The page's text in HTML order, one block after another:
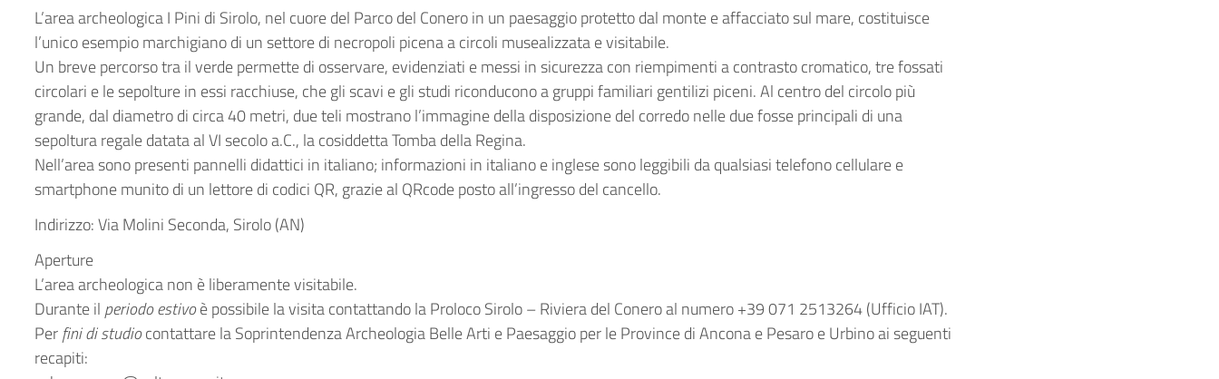
L’area archeologica I Pini di Sirolo, nel cuore del Parco del Conero in un paesaggio protetto dal monte e affacciato sul mare, costituisce
l’unico esempio marchigiano di un settore di necropoli picena a circoli musealizzata e visitabile.
Un breve percorso tra il verde permette di osservare, evidenziati e messi in sicurezza con riempimenti a contrasto cromatico, tre fossati
circolari e le sepolture in essi racchiuse, che gli scavi e gli studi riconducono a gruppi familiari gentilizi piceni. Al centro del circolo più
grande, dal diametro di circa 40 metri, due teli mostrano l’immagine della disposizione del corredo nelle due fosse principali di una
sepoltura regale datata al VI secolo a.C., la cosiddetta Tomba della Regina.
Nell’area sono presenti pannelli didattici in italiano; informazioni in italiano e inglese sono leggibili da qualsiasi telefono cellulare e
smartphone munito di un lettore di codici QR, grazie al QRcode posto all’ingresso del cancello.
Indirizzo: Via Molini Seconda, Sirolo (AN)
Aperture
L’area archeologica non è liberamente visitabile.
Durante il periodo estivoè possibile la visita contattando la Proloco Sirolo – Riviera del Conero al numero +39 071 2513264 (Ufficio IAT).
Perfini di studiocontattare la Soprintendenza Archeologia Belle Arti e Paesaggio per le Province di Ancona e Pesaro e Urbino ai seguenti
recapiti: